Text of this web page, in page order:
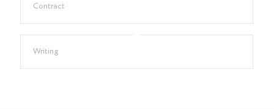
Contract
Writing